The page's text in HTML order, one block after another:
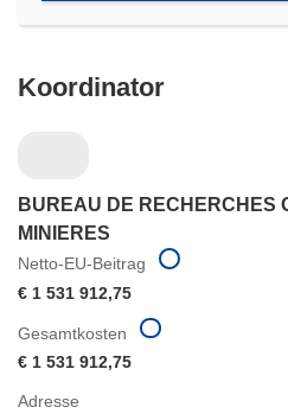
Koordinator
BUREAU DE RECHERCHES
MINIERES
Netto-EU-Beitrag
€ 1 531 912,75
Adresse
Gesamtkosten
€ 1 531 912,75